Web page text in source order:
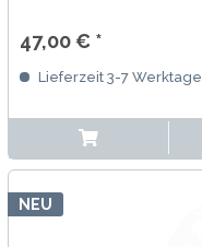
47,00 € *
Lieferzeit 3-7 Werktage
NEU